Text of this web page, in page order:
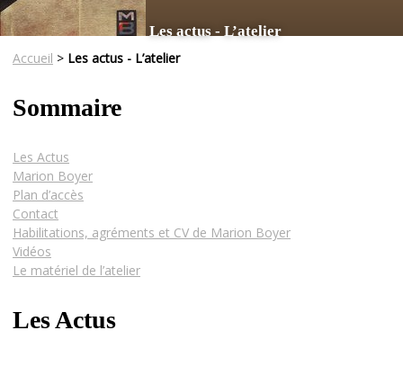
Les actus - L’atelier
Accueil > Les actus - L’atelier
Sommaire
Les Actus
Marion Boyer
Plan d’accès
Contact
Habilitations, agréments et CV de Marion Boyer
Vidéos
Le matériel de l’atelier
Les Actus